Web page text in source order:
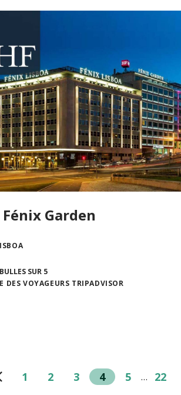
Fénix Garden
DES VOYAGEURS TRIPADVISOR
1 2 3 4 5 … 22